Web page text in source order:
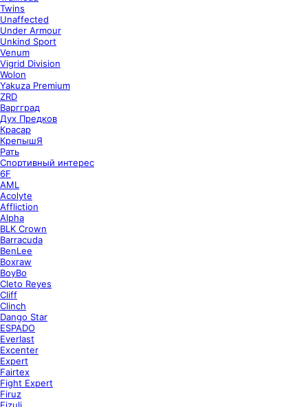
Twins
Unaffected
Under Armour
Unkind Sport
Venum
Vigrid Division
Wolon
Yakuza Premium
ZRD
Варгград
Дух Предков
Красар
КрепышЯ
Рать
Спортивный интерес
6F
AML
Acolyte
Affliction
Alpha
BLK Crown
Barracuda
BenLee
Boxraw
BoyBo
Cleto Reyes
Cliff
Clinch
Dango Star
ESPADO
Everlast
Excenter
Expert
Fairtex
Fight Expert
Firuz